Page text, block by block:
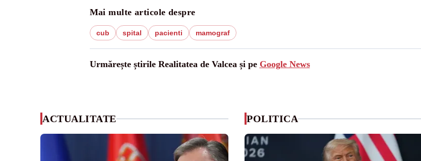
Mai multe articole despre
cub spital pacienti mamograf
Urmărește știrile Realitatea de Valcea și pe Google News
ACTUALITATE POLITICA